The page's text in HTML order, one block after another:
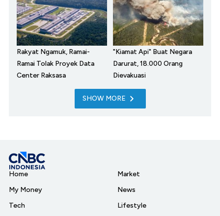
Rakyat Ngamuk, Ramai-
Ramai Tolak Proyek Data
Center Raksasa
"Kiamat Api" Buat Negara
Darurat, 18.000 Orang
Dievakuasi
SHOW MORE
Home
My Money
Tech
Market
News
Lifestyle